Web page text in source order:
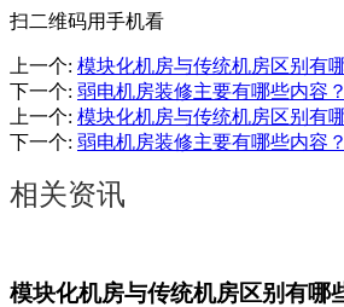
扫二维码用手机看
上一个: 模块化机房与传统机房区别有
下一个: 弱电机房装修主要有哪些内容？
上一个: 模块化机房与传统机房区别有
下一个: 弱电机房装修主要有哪些内容？
相关资讯
模块化机房与传统机房区别有哪